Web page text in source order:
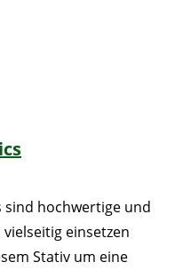
sind hochwertige und
einsetzen
Stativ um eine